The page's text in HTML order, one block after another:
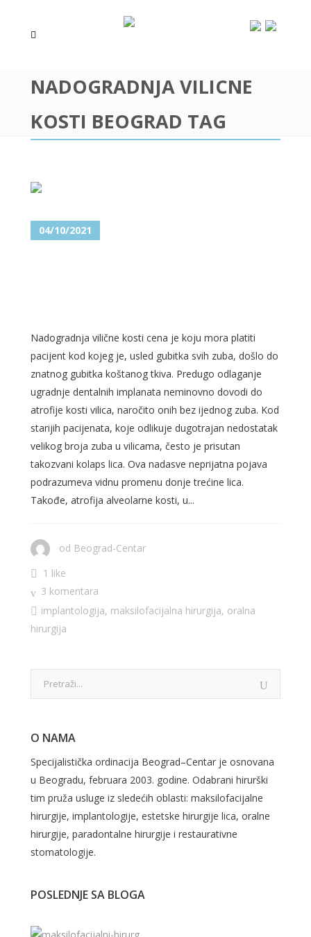
NADOGRADNJA VILICNE
KOSTI BEOGRAD TAG
04/10/2021
Nadogradnja vilične kosti cena je koju mora platiti
pacijent kod kojeg je, usled gubitka svih zuba, došlo do
znatnog gubitka koštanog tkiva. Predugo odlaganje
ugradnje dentalnih implanata neminovno dovodi do
atrofije kosti vilica, naročito onih bez ijednog zuba. Kod
starijih pacijenata, koje odlikuje dugotrajan nedostatak
velikog broja zuba u vilicama, često je prisutan
takozvani kolaps lica. Ova nadasve neprijatna pojava
podrazumeva vidnu promenu donje trećine lica.
Takođe, atrofija alveolarne kosti, u...
od Beograd-Centar
1 like
3 komentara
implantologija, maksilofacijalna hirurgija, oralna
hirurgija
O NAMA
Specijalistička ordinacija Beograd–Centar je osnovana
u Beogradu, februara 2003. godine. Odabrani hirurški
tim pruža usluge iz sledećih oblasti: maksilofacijalne
hirurgije, implantologije, estetske hirurgije lica, oralne
hirurgije, paradontalne hirurgije i restaurativne
stomatologije.
POSLEDNJE SA BLOGA